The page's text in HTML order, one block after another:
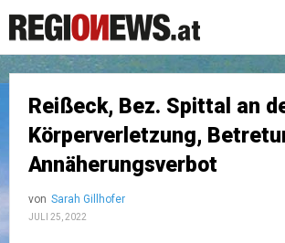
Reißeck, Bez. Spittal an
Körperverletzung,
Annäherungsverbot
von Sarah Gillhofer
JULI 25, 2022